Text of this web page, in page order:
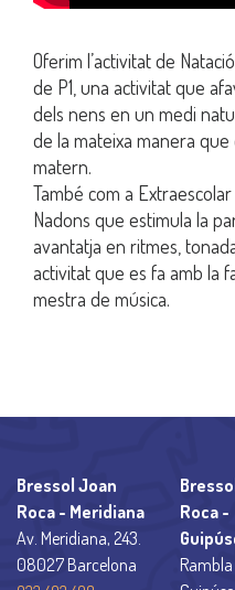
Oferim l’activitat de
de P1, una activitat que
dels nens en un medi
de la mateixa manera
matern.
També com a
Nadons que estimula la
avantatja en ritmes,
activitat que es fa amb la
mestra de música.
Bressol Joan
Roca - Meridiana
Av. Meridiana, 243.
08027 Barcelona
Roca -